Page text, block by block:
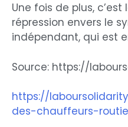
Une fois de plus,
répression envers le
indépendant, qui est
Source: https://
https://
des-chauffeurs-